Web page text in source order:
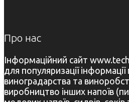
Про нас
Інформаційний сайт
для популяризації
виноградарства та
виробництво інших напоїв